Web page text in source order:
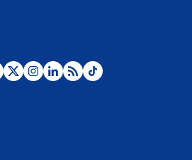
Desde dermatitis hasta infecciones: